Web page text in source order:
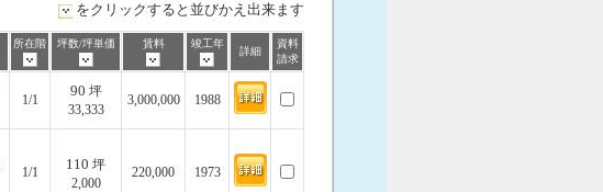
をクリックすると並びかえ出来ます
所在階 坪数/坪単価 賃料 竣工年
詳細
資料
請求
1/1
90 坪
33,333
3,000,000 1988
1/1
110 坪
2,000
220,000 1973